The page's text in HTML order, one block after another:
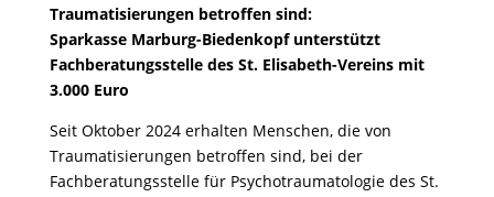
Traumatisierungen betroffen sind:
Sparkasse Marburg-Biedenkopf unterstützt
Fachberatungsstelle des St. Elisabeth-Vereins mit
3.000 Euro
Seit Oktober 2024 erhalten Menschen, die von
Traumatisierungen betroffen sind, bei der
Fachberatungsstelle für Psychotraumatologie des St.